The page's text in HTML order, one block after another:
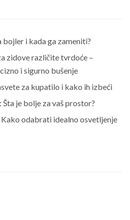
i kada ga zameniti?
zidove različite tvrdoće –
i sigurno bušenje
za kupatilo i kako ih izbeći
je bolje za vaš prostor?
odabrati idealno osvetljenje